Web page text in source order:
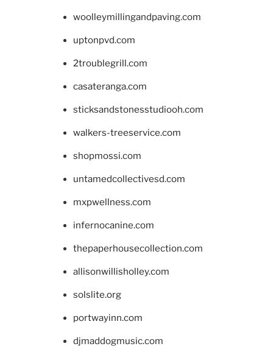
woolleymillingandpaving.com
uptonpvd.com
2troublegrill.com
casateranga.com
sticksandstonesstudiooh.com
walkers-treeservice.com
shopmossi.com
untamedcollectivesd.com
mxpwellness.com
infernocanine.com
thepaperhousecollection.com
allisonwillisholley.com
solslite.org
portwayinn.com
djmaddogmusic.com